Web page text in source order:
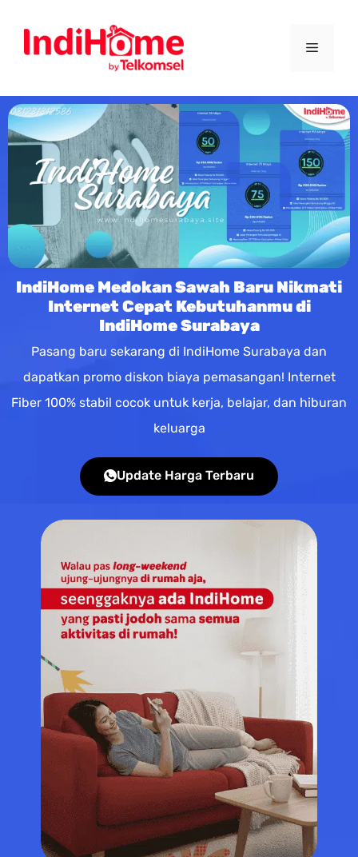
IndiHome Medokan Sawah Baru Nikmati
Internet Cepat Kebutuhanmu di
IndiHome Surabaya
Pasang baru sekarang di IndiHome Surabaya dan
dapatkan promo diskon biaya pemasangan! Internet
Fiber 100% stabil cocok untuk kerja, belajar, dan hiburan
keluarga
Update Harga Terbaru